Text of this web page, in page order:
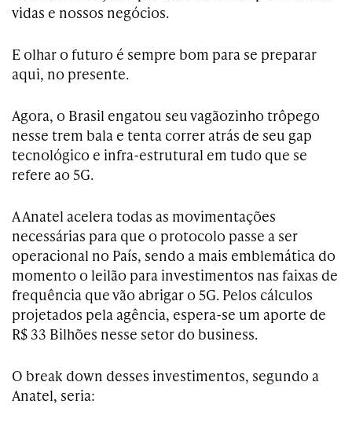
vidas e nossos negócios.
E olhar o futuro é sempre bom para se preparar
aqui, no presente.
Agora, o Brasil engatou seu vagãozinho trôpego
nesse trem bala e tenta correr atrás de seu gap
tecnológico e infra-estrutural em tudo que se
refere ao 5G.
A Anatel acelera todas as movimentações
necessárias para que o protocolo passe a ser
operacional no País, sendo a mais emblemática do
momento o leilão para investimentos nas faixas de
frequência que vão abrigar o 5G. Pelos cálculos
projetados pela agência, espera-se um aporte de
R$ 33 Bilhões nesse setor do business.
O break down desses investimentos, segundo a
Anatel, seria: